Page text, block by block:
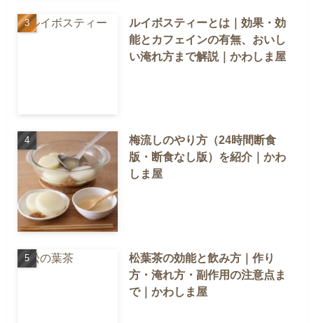
ルイボスティーとは｜効果・効
能とカフェインの有無、おいし
い淹れ方まで解説｜かわしま屋
梅流しのやり方（24時間断食
版・断食なし版）を紹介｜かわ
しま屋
松葉茶の効能と飲み方｜作り
方・淹れ方・副作用の注意点ま
で｜かわしま屋